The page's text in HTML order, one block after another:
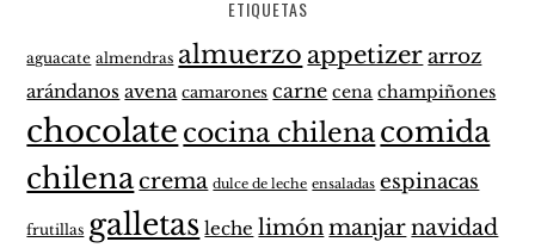
ETIQUETAS
aguacate almendras almuerzo appetizer arroz
arándanos avena camarones carne cena champiñones
chocolate cocina chilenacomida
chilenacrema dulce de leche ensaladas espinacas
frutillas galletas leche limónmanjarnavidad